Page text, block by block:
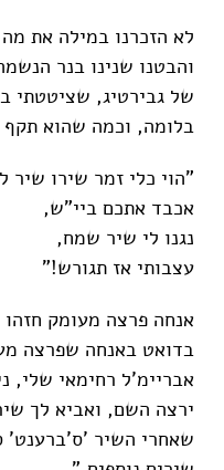
לא הזכרנו במילה את
והבטנו שנינו בנר
של גבירטיג, שציטטתי
בלומה, וכמה שהוא תקף
"הוי כלי זמר שירו שיר
אכבד אתכם ביי"ש,
נגנו לי שיר שמח,
עצבותי אז תגורש!"
אנחה פרצה מעומק חזהו
בדואט באנחה שפרצה
אבריימ'ל רחימאי שלי,
ירצה השם, ואביא לך
שאחרי השיר 'ס'ברענט'